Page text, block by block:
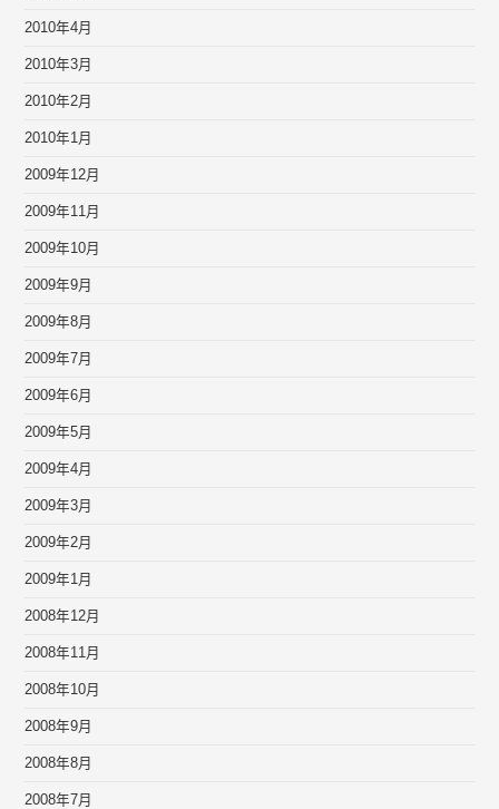
2010年4月
2010年3月
2010年2月
2010年1月
2009年12月
2009年11月
2009年10月
2009年9月
2009年8月
2009年7月
2009年6月
2009年5月
2009年4月
2009年3月
2009年2月
2009年1月
2008年12月
2008年11月
2008年10月
2008年9月
2008年8月
2008年7月